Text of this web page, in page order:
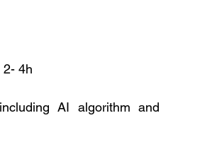
2- 4h
AI algorithm and